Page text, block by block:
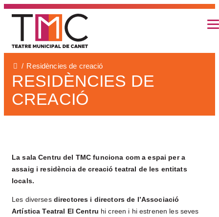
INICI
PROGRAMACIÓ
CARTELLERA
LES ESCOLES AL TMC
PROGRAMACIO ENTITATS LOCALS
FAMILIA
LLIURE (LA PLAÇA I EL PATI)
Residències de creació
RESIDÈNCIES DE
CREACIÓ
La sala Centru del TMC funciona com a espai per a
assaig i residència de creació teatral de les entitats
locals.
Les diverses directores i directors de l’Associació
Artística Teatral El Centru hi creen i hi estrenen les seves